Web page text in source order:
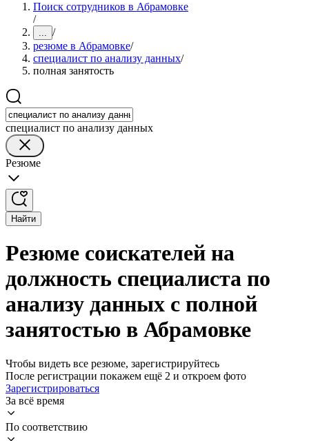
Поиск сотрудников в Абрамовке
/
... /
резюме в Абрамовке/
специалист по анализу данных/
полная занятость
специалист по анализу данных
Резюме
Найти
Резюме соискателей на
должность специалиста по
анализу данных с полной
занятостью в Абрамовке
Чтобы видеть все резюме, зарегистрируйтесь
После регистрации покажем ещё 2 и откроем фото
Зарегистрироваться
За всё время
По соответствию